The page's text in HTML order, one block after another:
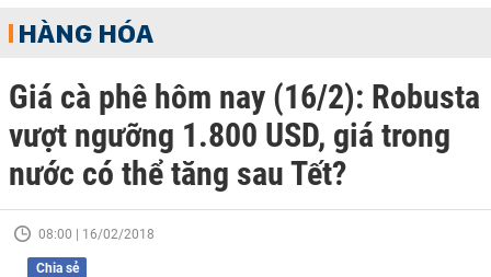
HÀNG HÓA
Giá cà phê hôm nay (16/2): Robusta
vượt ngưỡng 1.800 USD, giá trong
nước có thể tăng sau Tết?
08:00 | 16/02/2018
Chia sẻ